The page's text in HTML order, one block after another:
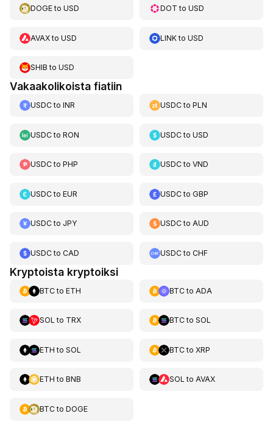
DOGEto USD DOT toUSD
AVAXto USD LINKtoUSD
SHIB to USD
Vakaakolikoista fiatiin
USDCto INR USDCtoPLN
USDCto RON USDCtoUSD
USDCto PHP USDCtoVND
USDCto EUR USDCtoGBP
USDCto JPY USDCtoAUD
USDCto CAD USDCtoCHF
Kryptoista kryptoiksi
BTCto ETH BTCto ADA
SOL to TRX BTCto SOL
ETH to SOL BTCto XRP
ETH to BNB SOL to AVAX
BTCto DOGE